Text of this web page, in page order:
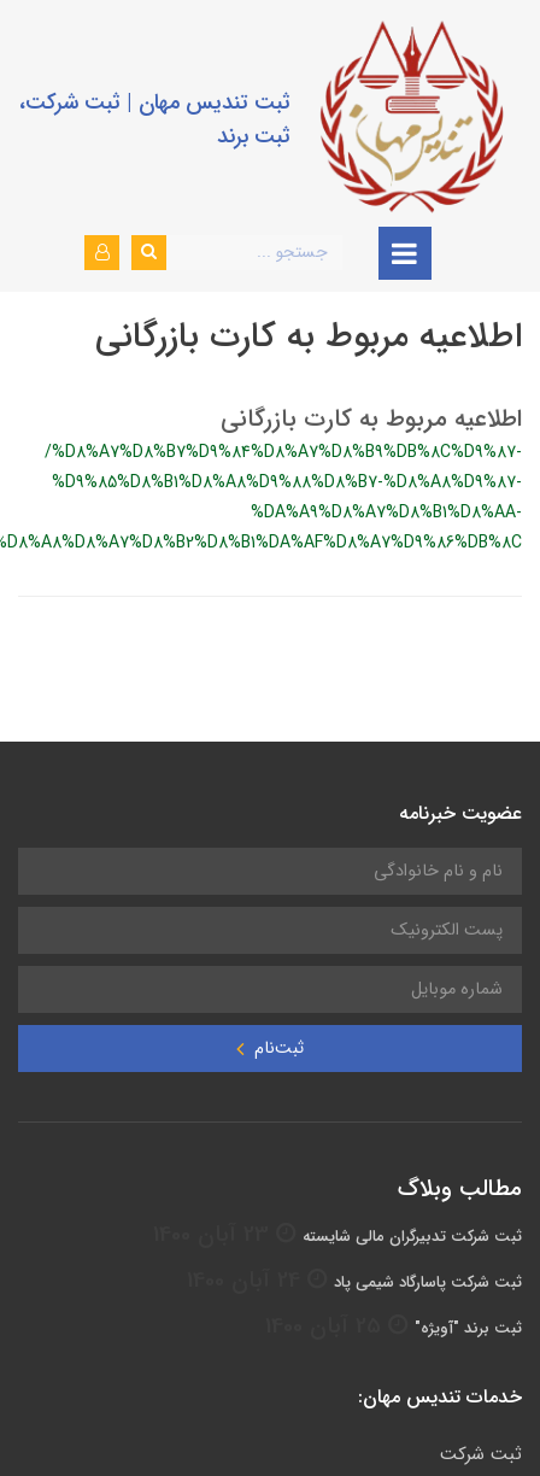
ثبت تندیس مهان | ثبت شرکت،
ثبت برند
اطلاعیه مربوط به کارت بازرگانی
اطلاعیه مربوط به کارت بازرگانی
/%D8%A7%D8%B7%D9%84%D8%A7%D8%B9%DB%8C%D9%87-
%D9%85%D8%B1%D8%A8%D9%88%D8%B7-%D8%A8%D9%87-
%DA%A9%D8%A7%D8%B1%D8%AA-
%D8%A8%D8%A7%D8%B2%D8%B1%DA%AF%D8%A7%D9%86%DB%8C
عضویت خبرنامه
ثبت‌نام
مطالب وبلاگ
ثبت شرکت تدبیرگران مالی شایسته
ثبت شرکت پاسارگاد شیمی پاد
ثبت برند "آویژه"
خدمات تندیس مهان:
ثبت شرکت